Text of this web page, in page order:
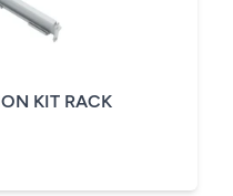
KIT RACK